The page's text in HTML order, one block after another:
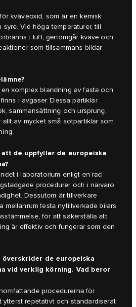
kväveoxid, som är en kemisk
Vid höga temperaturer, till
i luft, genomgår kväve och
som tillsammans bildar
komplex blandning av fasta och
i avgaser. Dessa partiklar
sammansättning och ursprung,
av mycket små sotpartiklar som
de uppfyller de europeiska
i laboratorium enligt en rad
procedurer och i närvaro
Dessutom är tillverkare
mellanrum testa nytillverkade bilars
för att säkerställa att
är effektiv och fungerar som den
de europeiska
vid verklig körning. Vad beror
procedurerna för
ytterst repetativt och standardiserat